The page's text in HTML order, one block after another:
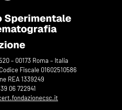
– 00173 Roma – Italia
Fiscale 01602510586
REA 1339249
06 722941